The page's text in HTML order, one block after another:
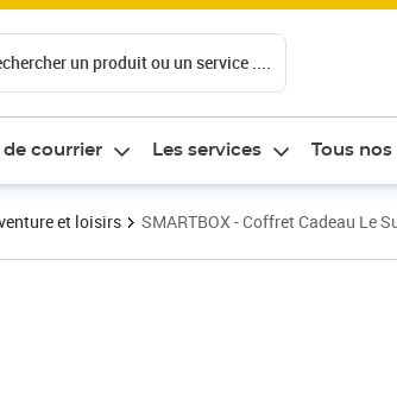
un produit ou un service ....
de courrier Les services Tous
et loisirs SMARTBOX - Coffret Cadeau Le